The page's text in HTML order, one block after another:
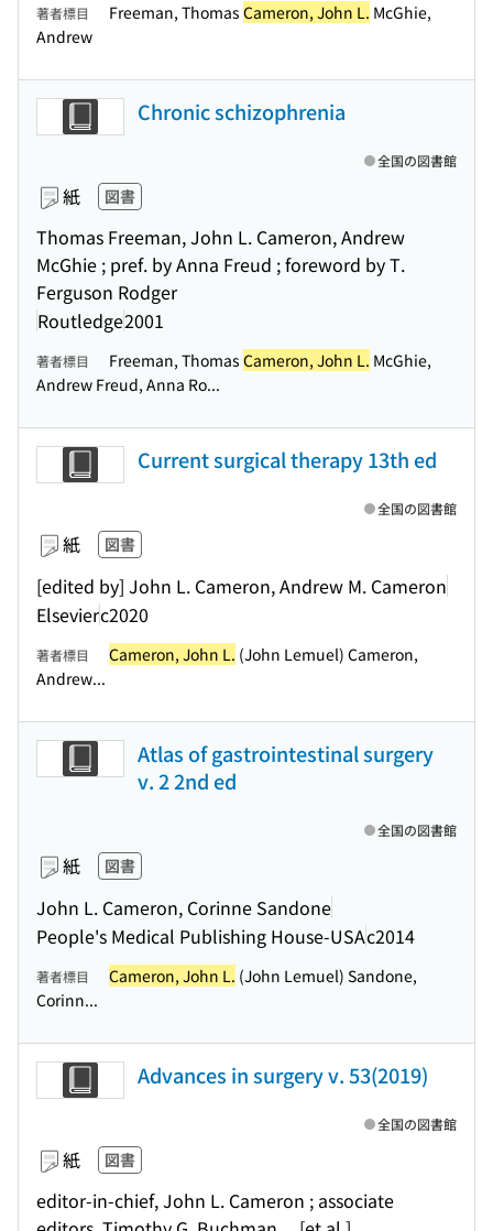
著者標目 Freeman, Thomas Cameron, John L. McGhie,
Andrew
Chronic schizophrenia
紙 図書
Thomas Freeman, John L. Cameron, Andrew
McGhie ; pref. by Anna Freud ; foreword by T.
Ferguson Rodger
Routledge2001
全国の図書館
著者標目 Freeman, Thomas Cameron, John L. McGhie,
Andrew Freud, Anna Ro...
Current surgical therapy 13th ed
紙 図書
[edited by] John L. Cameron, Andrew M. Cameron
Elsevierc2020
全国の図書館
著者標目 Cameron, John L. (John Lemuel) Cameron,
Andrew...
Atlas of gastrointestinal surgery
v. 2 2nd ed
紙 図書
John L. Cameron, Corinne Sandone
People's Medical Publishing House-USAc2014
全国の図書館
著者標目 Cameron, John L. (John Lemuel) Sandone,
Corinn...
Advances in surgery v. 53(2019)
紙 図書
editor-in-chief, John L. Cameron ; associate
全国の図書館